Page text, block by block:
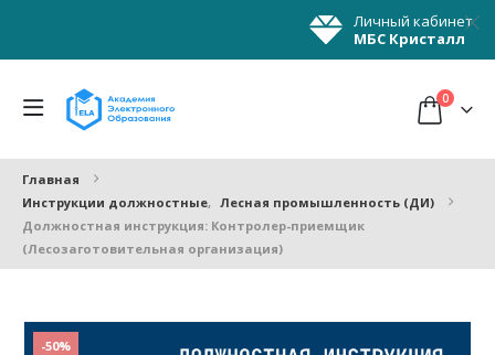
Личный кабинет
МБС Кристалл
0
Главная
Инструкции должностные, Лесная промышленность (ДИ)
Должностная инструкция: Контролер-приемщик
(Лесозаготовительная организация)
-50%